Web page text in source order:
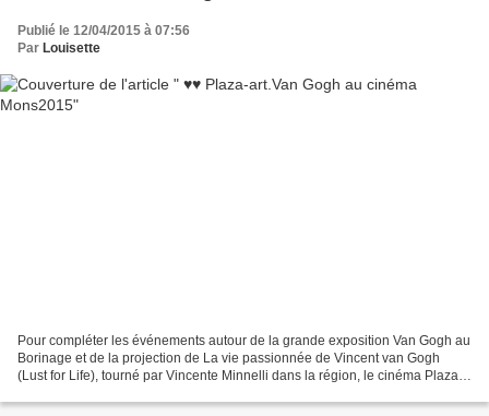
Publié le 12/04/2015 à 07:56
Par Louisette
Pour compléter les événements autour de la grande exposition Van Gogh au
Borinage et de la projection de La vie passionnée de Vincent van Gogh
(Lust for Life), tourné par Vincente Minnelli dans la région, le cinéma Plaza-